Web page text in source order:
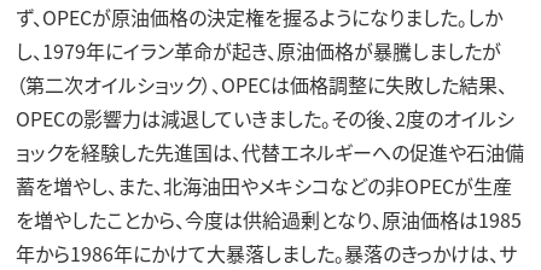
ず、OPECが原油価格の決定権を握るようになりました。しか
し、1979年にイラン革命が起き、原油価格が暴騰しましたが
（第二次オイルショック）、OPECは価格調整に失敗した結果、
OPECの影響力は減退していきました。その後、2度のオイルシ
ョックを経験した先進国は、代替エネルギーへの促進や石油備
蓄を増やし、また、北海油田やメキシコなどの非OPECが生産
を増やしたことから、今度は供給過剰となり、原油価格は1985
年から1986年にかけて大暴落しました。暴落のきっかけは、サ